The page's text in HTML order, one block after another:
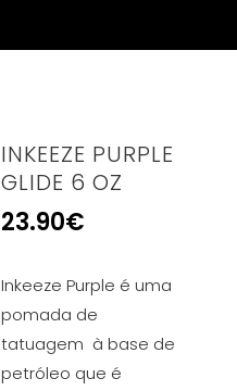
INKEEZE PURPLE
GLIDE 6 OZ
23.90€
Inkeeze Purple é uma
pomada de
tatuagem à base de
petróleo que é